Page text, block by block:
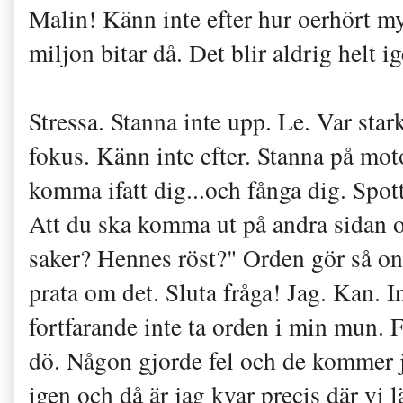
Malin! Känn inte efter hur oerhört
miljon bitar då. Det blir aldrig helt
Stressa. Stanna inte upp. Le. Var
fokus. Känn inte efter. Stanna på
komma ifatt dig...och fånga dig. Sp
Att du ska komma ut på andra sidan
saker? Hennes röst?" Orden gör så
prata om det. Sluta fråga! Jag. Kan.
fortfarande inte ta orden i minmun.
dö. Någon gjorde fel och de
igen och då är jag kvar precis där vi